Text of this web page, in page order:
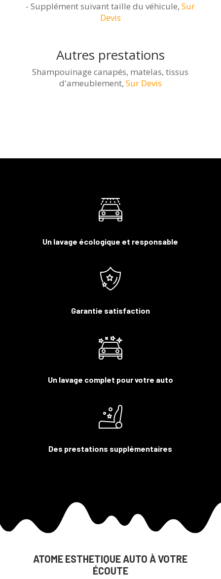
- Supplément suivant taille du véhicule, Sur
Devis
Autres prestations
Shampouinage canapés, matelas, tissus
d'ameublement, Sur Devis
Un lavage écologique et responsable
Garantie satisfaction
Un lavage complet pour votre auto
Des prestations supplémentaires
ATOME ESTHETIQUE AUTO À VOTRE
ÉCOUTE